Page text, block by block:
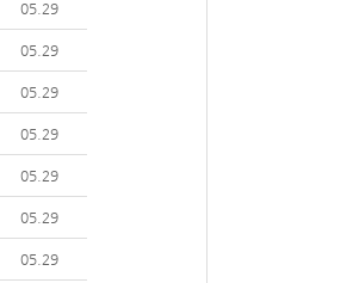
05.29
05.29
05.29
05.29
05.29
05.29
05.29